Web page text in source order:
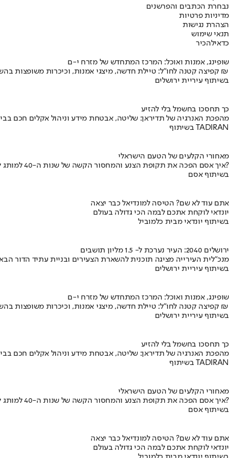
נבחרת הכתבים והפרשנים
מדיניות פרטיות
הצהרת נגישות
תנאי שימוש
כדאילהכיר
שופינג, אמנות ואוכל: המרכז המתחדש של מזרח י-ם
קפיצה קטנה לחו"ל: טיילת חדשה, מיצגי אמנות, וכיכרות משופצות בהשקעה של 100 מיליון ₪
בשיתוף עיריית ירושלים
כך תחסכו בחשמל בלי להזיע
מהפכת האנרגיה של תדיראן: שליטה, אבטחת מידע וניהול אקלים חכם
בשיתוף TADIRAN
מאחורי הקלעים של הטעם הישראלי
איך אסם הפכה את תקופת הצנע והמחסור הקשה של שנות ה-40 למותג לאומי?
בשיתוף אסם
אתם עוד לא שם? הטיסה למונדיאל כבר יצאה
יונדאי לוקחת אתכם לבמה הכי גדולה בעולם
בשיתוף יונדאי מבית כלמוביל
ירושלים 2040: העיר נערכת ל- 1.5 מליון תושבים
מנכ"לית העירייה מציגה תוכנית להשארת הצעירים ובניית עתיד הדור
בשיתוף עיריית ירושלים
שופינג, אמנות ואוכל: המרכז המתחדש של מזרח י-ם
קפיצה קטנה לחו"ל: טיילת חדשה, מיצגי אמנות, וכיכרות משופצות בהשקעה של 100 מיליון ₪
בשיתוף עיריית ירושלים
כך תחסכו בחשמל בלי להזיע
מהפכת האנרגיה של תדיראן: שליטה, אבטחת מידע וניהול אקלים חכם
בשיתוף TADIRAN
מאחורי הקלעים של הטעם הישראלי
איך אסם הפכה את תקופת הצנע והמחסור הקשה של שנות ה-40 למותג לאומי?
בשיתוף אסם
אתם עוד לא שם? הטיסה למונדיאל כבר יצאה
יונדאי לוקחת אתכם לבמה הכי גדולה בעולם